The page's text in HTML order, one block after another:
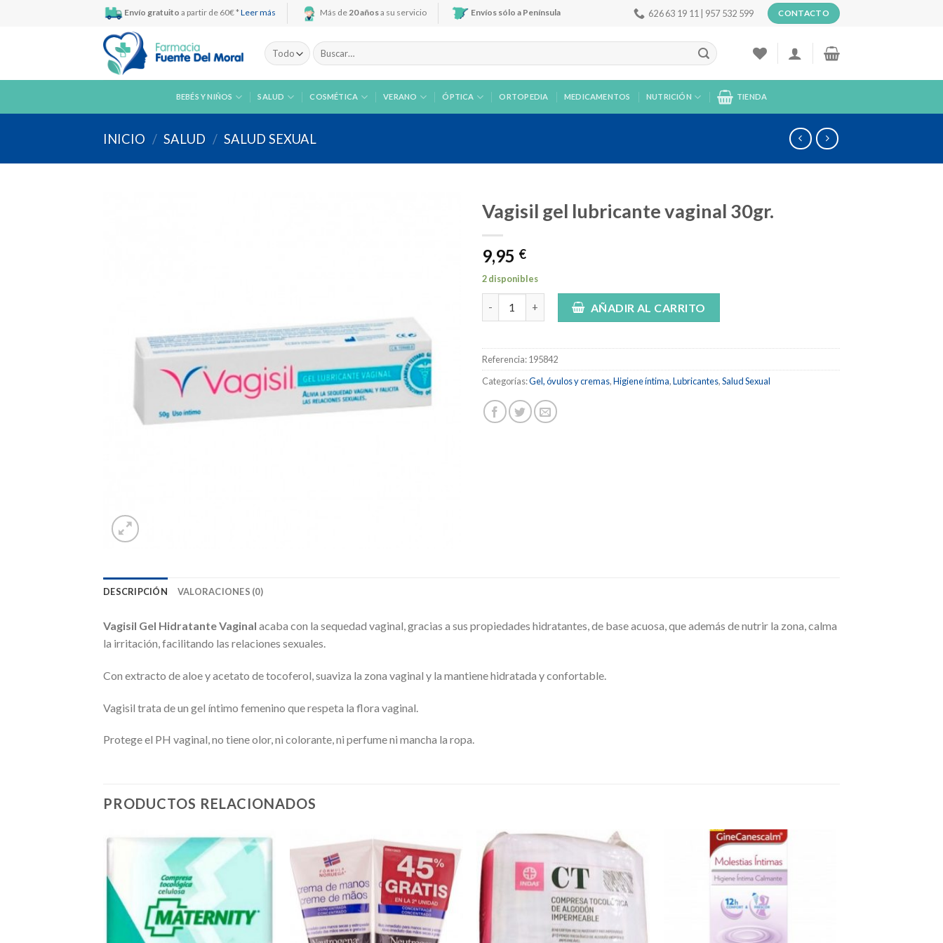
Envío gratuito a partir de 60€ * Leer más Más de20 añosa su servicio Envíos sólo a Península 626 63 19 11 | 957 532 599 CONTACTO
Buscar
por:
BEBÉS Y NIÑOS SALUD COSMÉTICA VERANO ÓPTICA ORTOPEDIA MEDICAMENTOS NUTRICIÓN TIENDA
INICIO / SALUD / SALUD SEXUAL
Vagisil gel lubricante vaginal 30gr.
9,95 €
2 disponibles
Vagisil gel lubricante vaginal 30gr. cantidad
AÑADIR AL CARRITO
Referencia:195842
Categorías:Gel, óvulos y cremas,Higiene íntima,Lubricantes,Salud Sexual
DESCRIPCIÓN VALORACIONES (0)
Vagisil Gel Hidratante Vaginal acaba con la sequedad vaginal, gracias a sus propiedades hidratantes, de base acuosa, que además de nutrir la zona, calma
la irritación, facilitando las relaciones sexuales.
Con extracto de aloe y acetato de tocoferol, suaviza la zona vaginal y la mantiene hidratada y confortable.
Vagisil trata de un gel íntimo femenino que respeta la flora vaginal.
Protege el PH vaginal, no tiene olor, ni colorante, ni perfume ni mancha la ropa.
PRODUCTOS RELACIONADOS
lista de
deseos
Añadir
a la
lista de
deseos
Añadir
a la